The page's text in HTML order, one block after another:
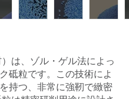
は、ゾル・ゲル法によっ
砥粒です。この技術によ
持つ、非常に強靭で緻密